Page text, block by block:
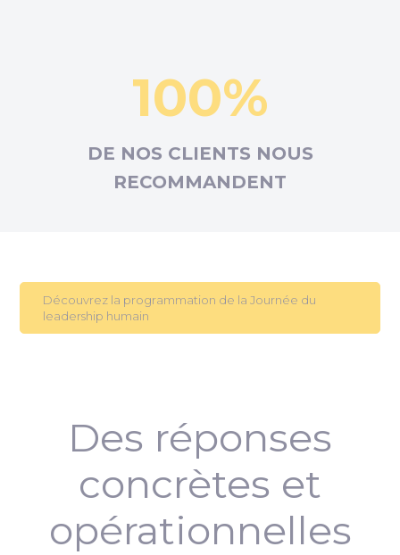
100%
DE NOS CLIENTS NOUS
RECOMMANDENT
Découvrez la programmation de la Journée du
leadership humain
Des réponses
concrètes et
opérationnelles